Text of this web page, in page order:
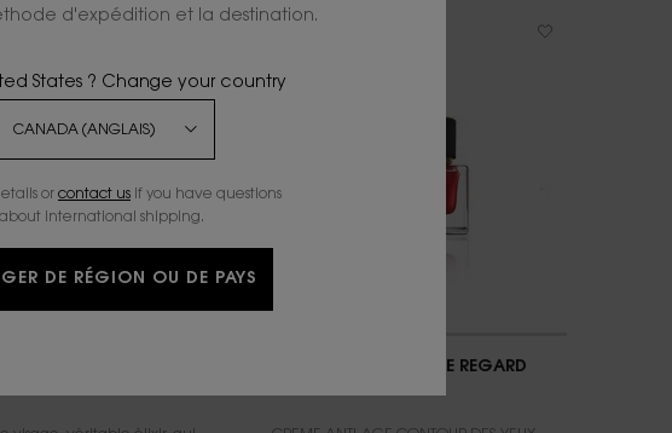
OR ROUGE LA CREME REGARD
d'expédition et la destination.
States ? Change your country
or contact us if you have questions
about international shipping.
DE RÉGION OU DE PAYS